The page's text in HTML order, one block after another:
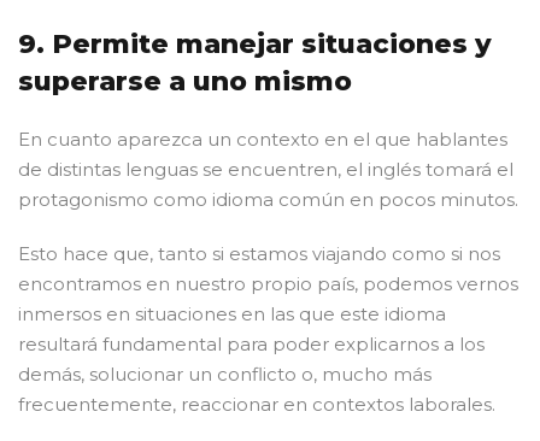
9. Permite manejar situaciones y
superarse a uno mismo
En cuanto aparezca un contexto en el que hablantes
de distintas lenguas se encuentren, el inglés tomará el
protagonismo como idioma común en pocos minutos.
Esto hace que, tanto si estamos viajando como si nos
encontramos en nuestro propio país, podemos vernos
inmersos en situaciones en las que este idioma
resultará fundamental para poder explicarnos a los
demás, solucionar un conflicto o, mucho más
frecuentemente, reaccionar en contextos laborales.